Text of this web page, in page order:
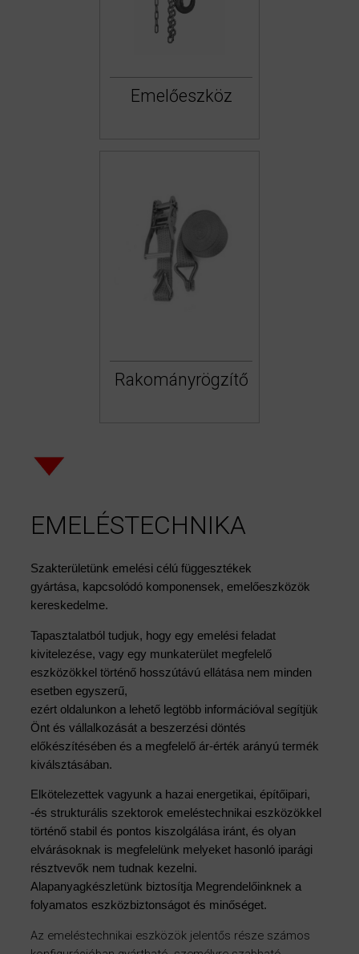
Emelőeszköz
Rakományrögzítő
EMELÉSTECHNIKA
Szakterületünk emelési célú függesztékek
gyártása, kapcsolódó komponensek, emelőeszközök
kereskedelme.
Tapasztalatból tudjuk, hogy egy emelési feladat
kivitelezése, vagy egy munkaterület megfelelő
eszközökkel történő hosszútávú ellátása nem minden
esetben egyszerű,
ezért oldalunkon a lehető legtöbb információval segítjük
Önt és vállalkozását a beszerzési döntés
előkészítésében és a megfelelő ár-érték arányú termék
kiválsztásában.
Elkötelezettek vagyunk a hazai energetikai, építőipari,
-és strukturális szektorok emeléstechnikai eszközökkel
történő stabil és pontos kiszolgálása iránt, és olyan
elvárásoknak is megfelelünk melyeket hasonló iparági
résztvevők nem tudnak kezelni.
Alapanyagkészletünk biztosítja Megrendelőinknek a
folyamatos eszközbiztonságot és minőséget.
Az emeléstechnikai eszközök jelentős része számos